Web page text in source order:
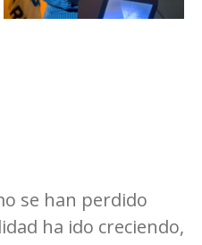
se han perdido
ha ido creciendo,